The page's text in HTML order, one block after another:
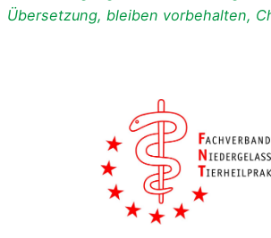
Übersetzung, bleiben vorbehalten,